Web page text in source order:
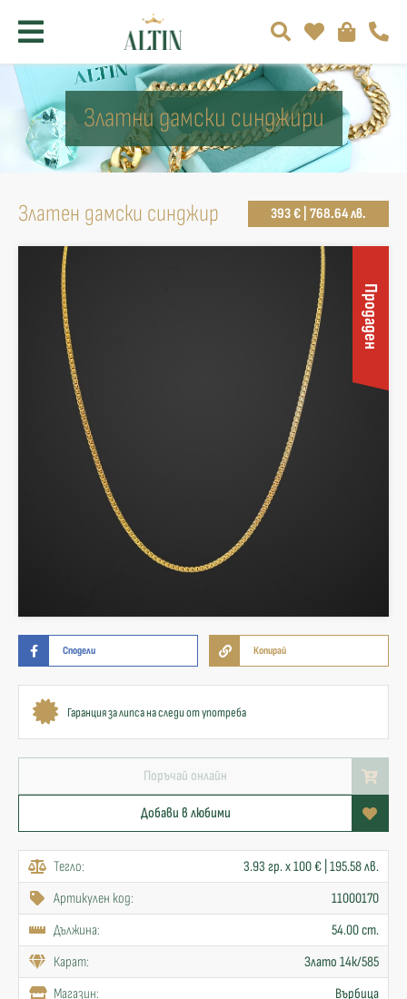
Златни дамски синджири
Златен дамски синджир 393 € | 768.64 лв.
Продаден
Сподели Копирай
Гаранция за липса на следи от употреба
Поръчай онлайн
Добави в любими
Тегло:
3.93 гр. x 100 € | 195.58 лв.
Артикулен код:
11000170
Дължина:
54.00 cm.
Карат:
Злато 14к/585
Mагазин:
Върбица